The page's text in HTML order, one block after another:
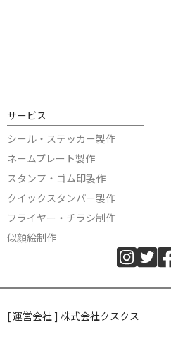
サービス
シール・ステッカー製作
ネームプレート製作
スタンプ・ゴム印製作
クイックスタンパー製作
フライヤー・チラシ制作
似顔絵制作
[ 運営会社 ] 株式会社クスクス